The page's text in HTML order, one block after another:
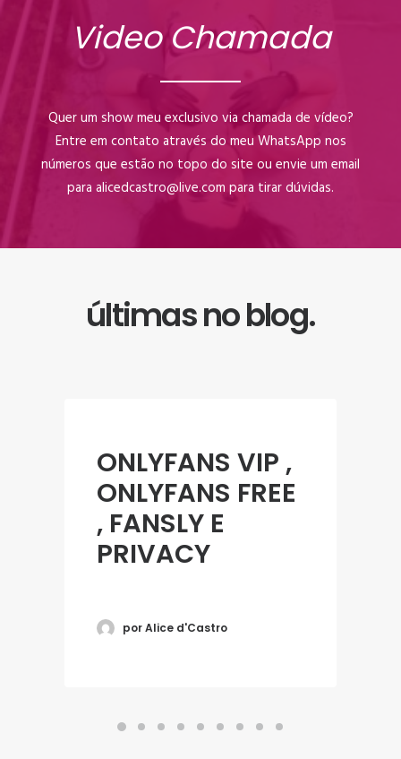
Video Chamada
Quer um show meu exclusivo via chamada de vídeo?
Entre em contato através do meu WhatsApp nos
números que estão no topo do site ou envie um email
para alicedcastro@live.com para tirar dúvidas.
últimas no blog.
ONLYFANS VIP ,
ONLYFANS FREE
, FANSLY E
PRIVACY
por Alice d'Castro